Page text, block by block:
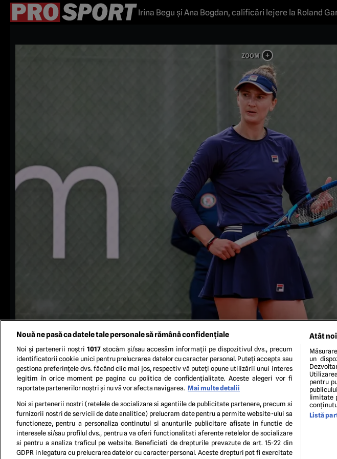
Irina Begu și Ana Bogdan, calificări lejere la Roland
TERMENI ȘI CONDIȚIIPOLITICA DE
Nouă ne pasă ca datele tale personale să rămână confidențiale
Noi și partenerii noștri 1017stocăm și/sau accesăm informații pe dispozitivul dvs., precum
identificatorii cookie unici pentru prelucrarea datelor cu caracter personal. Puteți accepta sau
gestiona preferințele dvs. făcând clic mai jos, respectiv vă puteți opune utilizării unui interes
legitim în orice moment pe pagina cu politica de confidențialitate. Aceste alegeri vor fi
raportate partenerilor noștri și nu vă vor afecta navigarea. Mai multe detalii
Noi si partenerii nostri (retelele de socializare si agentiile de publicitate partenere, precum si
furnizorii nostri de servicii de date analitice) prelucram date pentru a permite website-ului sa
functioneze, pentru a personaliza continutul si anunturile publicitare afisate in functie de
interesele si/sau profilul dvs., pentru a va oferi functionalitati aferente retelelor de socializare
si pentru a analiza traficul pe website. Beneficiati de drepturile prevazute de art. 15-22 din
GDPR in legatura cu prelucrarea datelor cu caracter personal. Aceste drepturi pot fi exercitate
Atât
un
pentru
limitate
Listă